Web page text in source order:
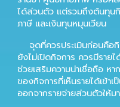
ได้ส่วนตัว แต่รวมถึงต้นทุนกิ
ภาษี และเงินทุนหมุนเวียน
จุดที่ควรประเมินก่อนคือ
ยังไม่เปิดกิจการ ควรมีราย
ช่วยเสริมความน่าเชื่อถือ ห
ของกิจการที่เห็นรายได้เข้า
ออกจากรายจ่ายส่วนตัวให้